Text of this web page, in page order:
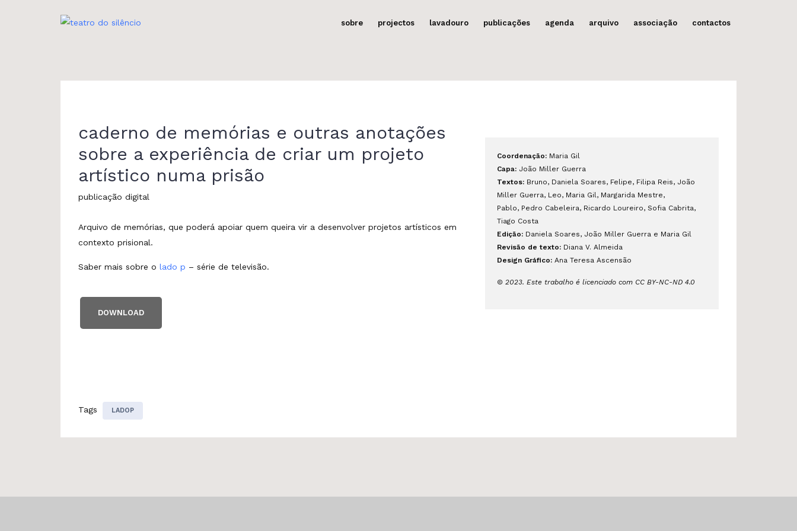
sobre projectos lavadouro publicações agenda arquivo associação contactos
caderno de memórias e outras anotações
sobre a experiência de criar um projeto
artístico numa prisão
publicação digital
Arquivo de memórias, que poderá apoiar quem queira vir a desenvolver projetos artísticos em
contexto prisional.
Saber mais sobre o lado p – série de televisão.
DOWNLOAD
Coordenação: Maria Gil
Capa: João Miller Guerra
Textos: Bruno, Daniela Soares, Felipe, Filipa Reis, João
Miller Guerra, Leo, Maria Gil, Margarida Mestre,
Pablo, Pedro Cabeleira, Ricardo Loureiro,Sofia Cabrita,
Tiago Costa
Edição: Daniela Soares, João Miller Guerra e Maria Gil
Revisão de texto: Diana V. Almeida
Design Gráfico: Ana Teresa Ascensão
© 2023. Este trabalho é licenciado com CC BY-NC-ND 4.0
Tags LADOP